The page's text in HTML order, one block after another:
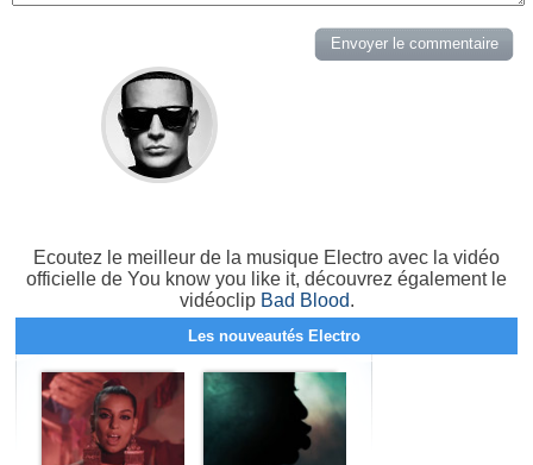
Ecoutez le meilleur de la musique Electro avec la vidéo
officielle de You know you like it, découvrez également le
vidéoclip Bad Blood.
Les nouveautés Electro